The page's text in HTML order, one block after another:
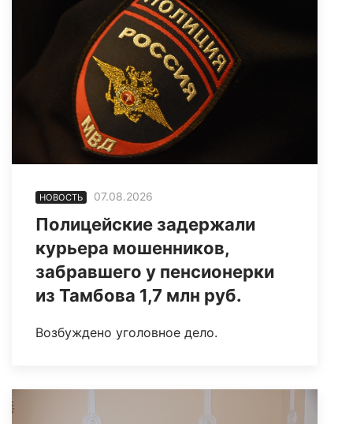
НОВОСТЬ 07.08.2026
Полицейские задержали
курьера мошенников,
забравшего у пенсионерки
из Тамбова 1,7 млн руб.
Возбуждено уголовное дело.